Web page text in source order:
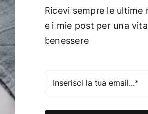
Ricevi sempre le ultime
e i mie post per una
benessere